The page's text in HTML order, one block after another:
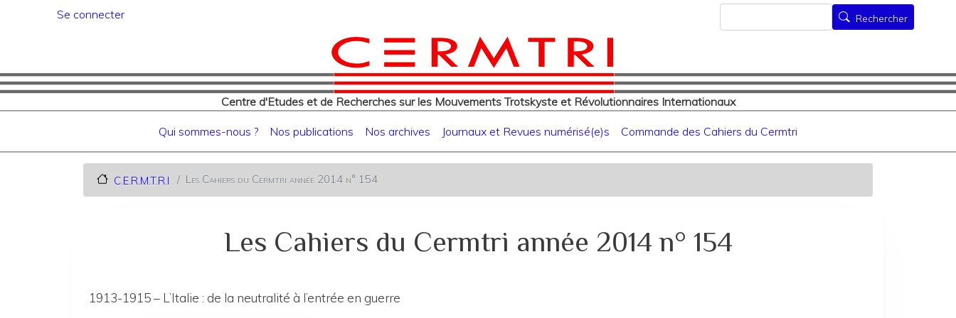
contenu
principal
Menu du compte de l'utilisateur
Se connecter
Centre d'Etudes et de Recherches sur les Mouvements Trotskyste et Révolutionnaires Internationaux
Rechercher
Rechercher
Navigation principale
Qui sommes-nous ? Nos publications Nos archives Journaux et Revues numérisé(e)s Commande des Cahiers du Cermtri
C.E.R.M.T.R.I Les Cahiers du Cermtri année 2014 n° 154
Les Cahiers du Cermtri année 2014 n° 154
1913-1915 – L’Italie : de la neutralité à l’entrée en guerre